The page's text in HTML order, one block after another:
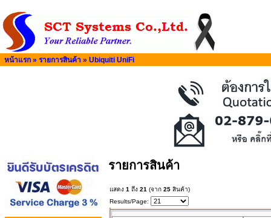
หน้าแรก » รายการสินค้า » Ubiquiti UniFi
รายการสินค้า
แสดง 1 ถึง 21 (จาก 25 สินค้า)
Results/Page: